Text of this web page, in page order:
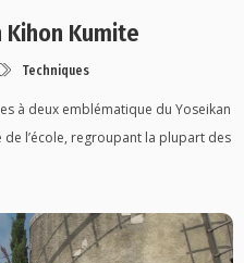
Kihon Kumite
Techniques
à deux emblématique du Yoseikan
l’école, regroupant la plupart des